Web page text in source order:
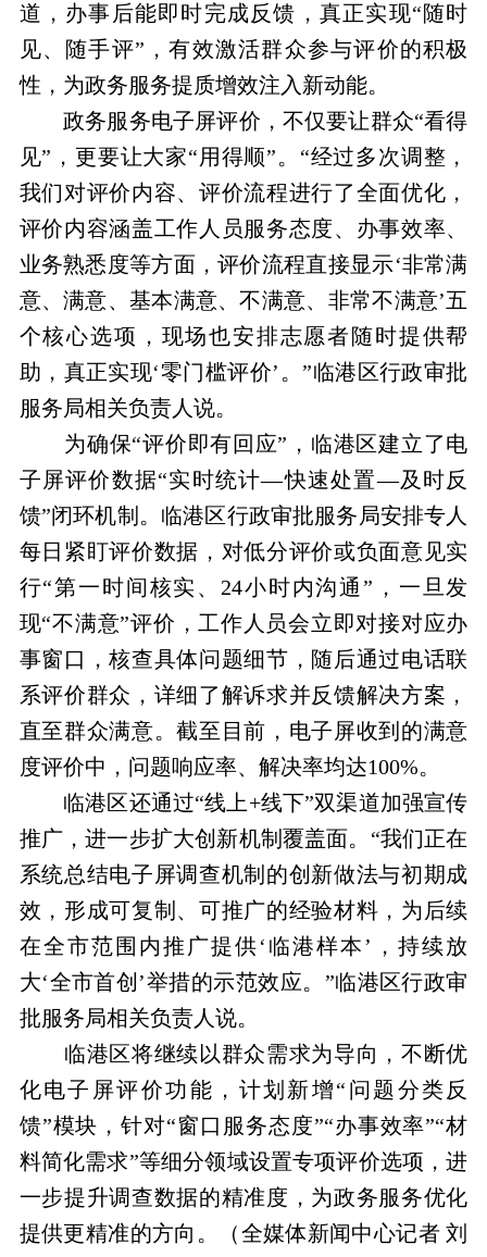
道，办事后能即时完成反馈，真正实现“随时
见、随手评”，有效激活群众参与评价的积极
性，为政务服务提质增效注入新动能。
政务服务电子屏评价，不仅要让群众“看得
见”，更要让大家“用得顺”。“经过多次调整，
我们对评价内容、评价流程进行了全面优化，
评价内容涵盖工作人员服务态度、办事效率、
业务熟悉度等方面，评价流程直接显示‘非常满
意、满意、基本满意、不满意、非常不满意’五
个核心选项，现场也安排志愿者随时提供帮
助，真正实现‘零门槛评价’。”临港区行政审批
服务局相关负责人说。
为确保“评价即有回应”，临港区建立了电
子屏评价数据“实时统计—快速处置—及时反
馈”闭环机制。临港区行政审批服务局安排专人
每日紧盯评价数据，对低分评价或负面意见实
行“第一时间核实、24小时内沟通”，一旦发
现“不满意”评价，工作人员会立即对接对应办
事窗口，核查具体问题细节，随后通过电话联
系评价群众，详细了解诉求并反馈解决方案，
直至群众满意。截至目前，电子屏收到的满意
度评价中，问题响应率、解决率均达100%。
临港区还通过“线上+线下”双渠道加强宣传
推广，进一步扩大创新机制覆盖面。“我们正在
系统总结电子屏调查机制的创新做法与初期成
效，形成可复制、可推广的经验材料，为后续
在全市范围内推广提供‘临港样本’，持续放
大‘全市首创’举措的示范效应。”临港区行政审
批服务局相关负责人说。
临港区将继续以群众需求为导向，不断优
化电子屏评价功能，计划新增“问题分类反
馈”模块，针对“窗口服务态度”“办事效率”“材
料简化需求”等细分领域设置专项评价选项，进
一步提升调查数据的精准度，为政务服务优化
提供更精准的方向。（全媒体新闻中心记者 刘